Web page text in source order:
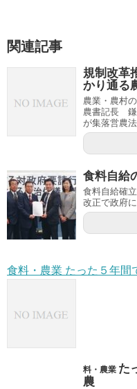
関連記事
規制改革
かり通る
農業・農村
農書記長
が集落営農
食料自給
食料自給確
改正で政府
食料・農業 たった５年間
料・農業 た
農